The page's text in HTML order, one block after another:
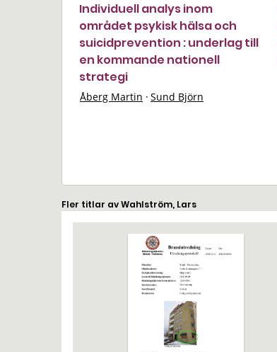
Individuell analys inom
området psykisk hälsa och
suicidprevention : underlag till
en kommande nationell
strategi
Åberg Martin · Sund Björn
Fler titlar av Wahlström, Lars